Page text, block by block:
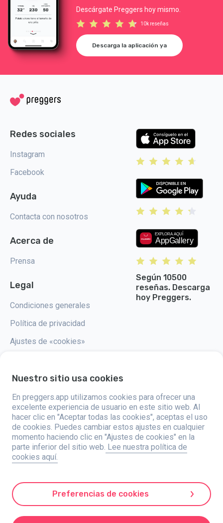
Descárgate Preggers hoy mismo.
10k reseñas
Descarga la aplicación ya
Redes sociales
Instagram
Facebook
Ayuda
Contacta con nosotros
Acerca de
Prensa
Legal
Condiciones generales
Política de privacidad
Ajustes de «cookies»
Según 10500
reseñas. Descarga
hoy Preggers.
Preggers, creado por el estudio de aplicaciones sueco Stroller AB en
2017, tiene como objetivo simplificar la paternidad para los futuros y
nuevos padres de todo el mundo. Con un equipo diverso y
colaboraciones con expertos, han desarrollado aplicaciones fáciles de
usar que son utilizadas por más de dos millones de personas. Preggers
ofrece una experiencia única en 3D, proporcionando actualizaciones,
consejos y herramientas personalizadas para cada etapa del embarazo.
También apoya a los nuevos padres con consejos prácticos sobre el
cuidado de los recién nacidos. Al fomentar la inclusividad, Preggers
apoya diferentes configuraciones familiares. Con millones de descargas
la expansión de sus ofertas para satisfacer las necesidades cambiantes
de los padres.
Preggers es una marca registrada de Stroller AB, Kivra: 559106-0909, 106
31 Estocolmo, Suecia.
Nuestro sitio usa cookies
En preggers.app utilizamos cookies para ofrecer una
excelente experiencia de usuario en este sitio web. Al
hacer clic en "Aceptar todas las cookies", aceptas el uso
de cookies. Puedes cambiar estos ajustes en cualquier
momento haciendo clic en "Ajustes de cookies" en la
parte inferior del sitio web. Lee nuestra política de
cookies aquí.
Preferencias de cookies